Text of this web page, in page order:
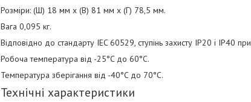
Розміри: (Ш) 18 мм x (В) 81 мм x (Г) 78,5 мм.
Вага 0,095 кг.
Відповідно до стандарту IEC 60529, ступінь захисту IP20 і IP40
Робоча температура від -25°C до 60°C.
Температура зберігання від -40°C до 70°C.
Технічні характеристики